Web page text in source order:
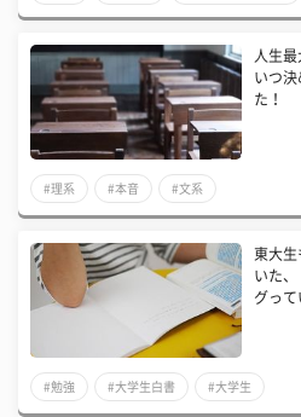
人生
いつ決
た！
#理系 #本音 #文系
東大生
いた、
グって
#勉強 #大学生白書 #大学生